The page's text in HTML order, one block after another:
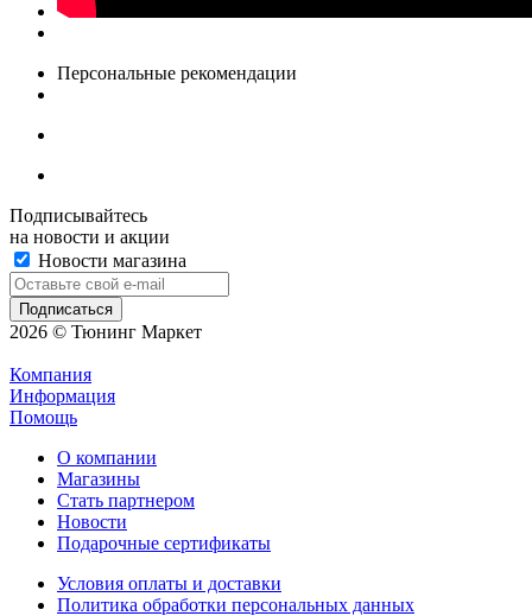
Персональные рекомендации
Подписывайтесь
на новости и акции
Новости магазина
2026 © Тюнинг Маркет
Компания
Информация
Помощь
О компании
Магазины
Стать партнером
Новости
Подарочные сертификаты
Условия оплаты и доставки
Политика обработки персональных данных